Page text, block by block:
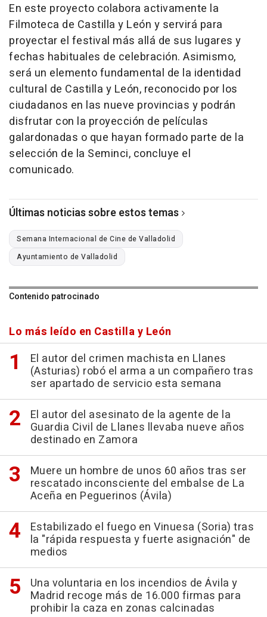
En este proyecto colabora activamente la
Filmoteca de Castilla y León y servirá para
proyectar el festival más allá de sus lugares y
fechas habituales de celebración. Asimismo,
será un elemento fundamental de la identidad
cultural de Castilla y León, reconocido por los
ciudadanos en las nueve provincias y podrán
disfrutar con la proyección de películas
galardonadas o que hayan formado parte de la
selección de la Seminci, concluye el
comunicado.
Últimas noticias sobre estos temas
Semana Internacional de Cine de Valladolid
Ayuntamiento de Valladolid
Contenido patrocinado
Lo más leído en Castilla y León
El autor del crimen machista en Llanes
(Asturias) robó el arma a un compañero tras
ser apartado de servicio esta semana
El autor del asesinato de la agente de la
Guardia Civil de Llanes llevaba nueve años
destinado en Zamora
Muere un hombre de unos 60 años tras ser
rescatado inconsciente del embalse de La
Aceña en Peguerinos (Ávila)
Estabilizado el fuego en Vinuesa (Soria) tras
la "rápida respuesta y fuerte asignación" de
medios
Una voluntaria en los incendios de Ávila y
Madrid recoge más de 16.000 firmas para
prohibir la caza en zonas calcinadas